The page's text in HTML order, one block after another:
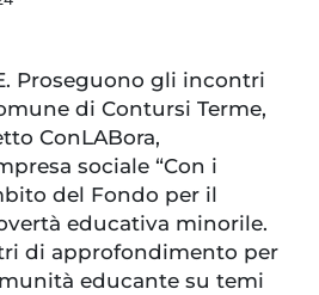
Proseguono gli incontri
di Contursi Terme,
ConLABora,
sociale “Con i
del Fondo per il
educativa minorile.
di approfondimento per
educante su temi